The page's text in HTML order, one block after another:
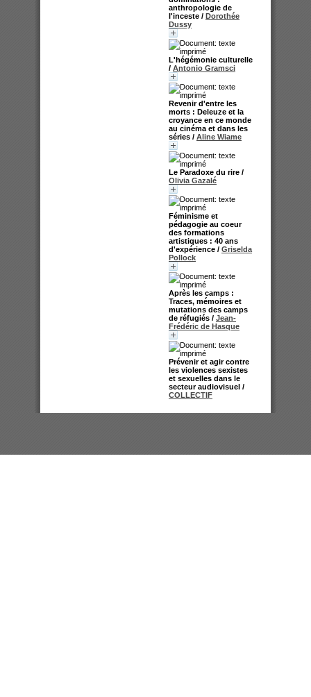
anthropologie de
l'inceste / Dorothée
Dussy
L'hégémonie culturelle
/ Antonio Gramsci
Revenir d'entre les
morts : Deleuze et la
croyance en ce monde
au cinéma et dans les
séries / Aline Wiame
Le Paradoxe du rire /
Olivia Gazalé
Féminisme et
pédagogie au coeur
des formations
artistiques : 40 ans
d'expérience / Griselda
Pollock
Après les camps :
Traces, mémoires et
mutations des camps
de réfugiés / Jean-
Frédéric de Hasque
Prévenir et agir contre
les violences sexistes
et sexuelles dans le
secteur audiovisuel /
COLLECTIF